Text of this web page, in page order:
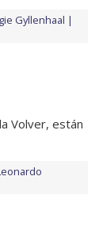
Gyllenhaal
Volver, están